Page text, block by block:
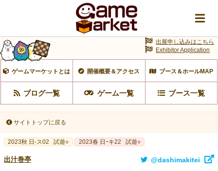
ゲームマーケットとは 開催概要＆アクセス ブース＆ホールMAP
ブログ一覧 ゲーム一覧 ブース一覧
出展申し込みはこちら
Exhibitor Application
サイトトップに戻る
2023秋 日-ス02 試遊○ 2023春 日ｰキ22 試遊○
出汁巻亭 @dashimakitei